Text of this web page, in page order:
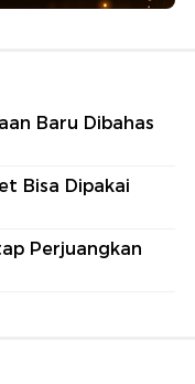
Baru Dibahas
Bisa Dipakai
Perjuangkan